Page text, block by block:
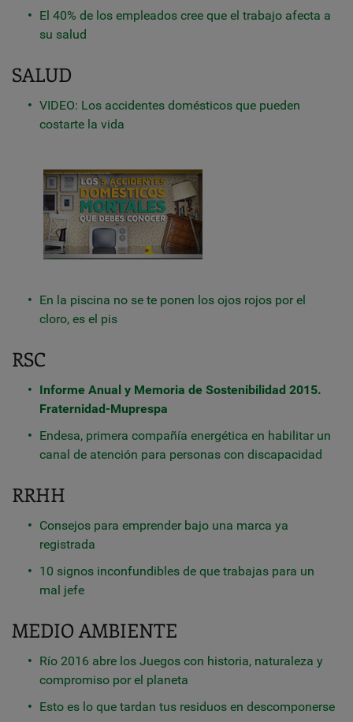
El 40% de los empleados cree que el trabajo afecta a
su salud
SALUD
VIDEO: Los accidentes domésticos que pueden
costarte la vida
En la piscina no se te ponen los ojos rojos por el
cloro, es el pis
RSC
Informe Anual y Memoria de Sostenibilidad 2015.
Fraternidad-Muprespa
Endesa, primera compañía energética en habilitar un
canal de atención para personas con discapacidad
RRHH
Consejos para emprender bajo una marca ya
registrada
10 signos inconfundibles de que trabajas para un
mal jefe
MEDIO AMBIENTE
Río 2016 abre los Juegos con historia, naturaleza y
compromiso por el planeta
Esto es lo que tardan tus residuos en descomponerse